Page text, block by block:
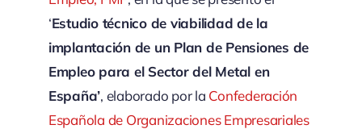
‘Estudio técnico de viabilidad de la
implantación de un Plan de Pensiones de
Empleo para el Sector del Metal en
España’, elaborado por la Confederación
Española de Organizaciones Empresariales